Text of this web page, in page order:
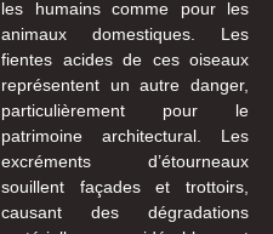
les humains comme pour les
animaux domestiques. Les
fientes acides de ces oiseaux
représentent un autre danger,
particulièrement pour le
patrimoine architectural. Les
excréments d’étourneaux
souillent façades et trottoirs,
causant des dégradations